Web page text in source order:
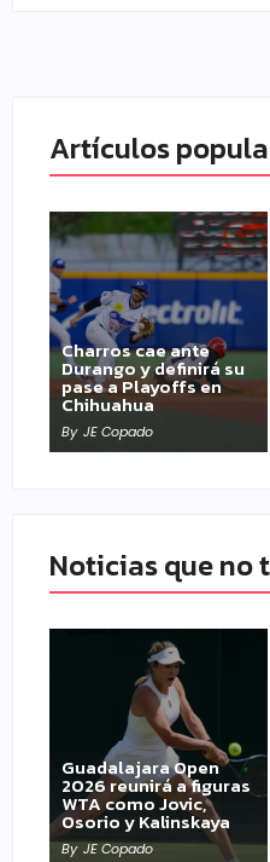
Artículos
Charros cae ante
Durango y definirá su
pase a Playoffs en
Chihuahua
By JE Copado
Noticias que no
Guadalajara Open
2026 reunirá a figuras
WTA como Jovic,
Osorio y Kalinskaya
By JE Copado